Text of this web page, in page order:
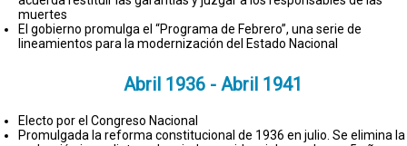
muertes
El gobierno promulga el “Programa de Febrero”, una serie de
lineamientos para la modernización del Estado Nacional
Abril 1936 - Abril 1941
Electo por el Congreso Nacional
Promulgada la reforma constitucional de 1936 en julio. Se elimina la